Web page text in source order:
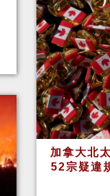
加拿大北
52宗疑違